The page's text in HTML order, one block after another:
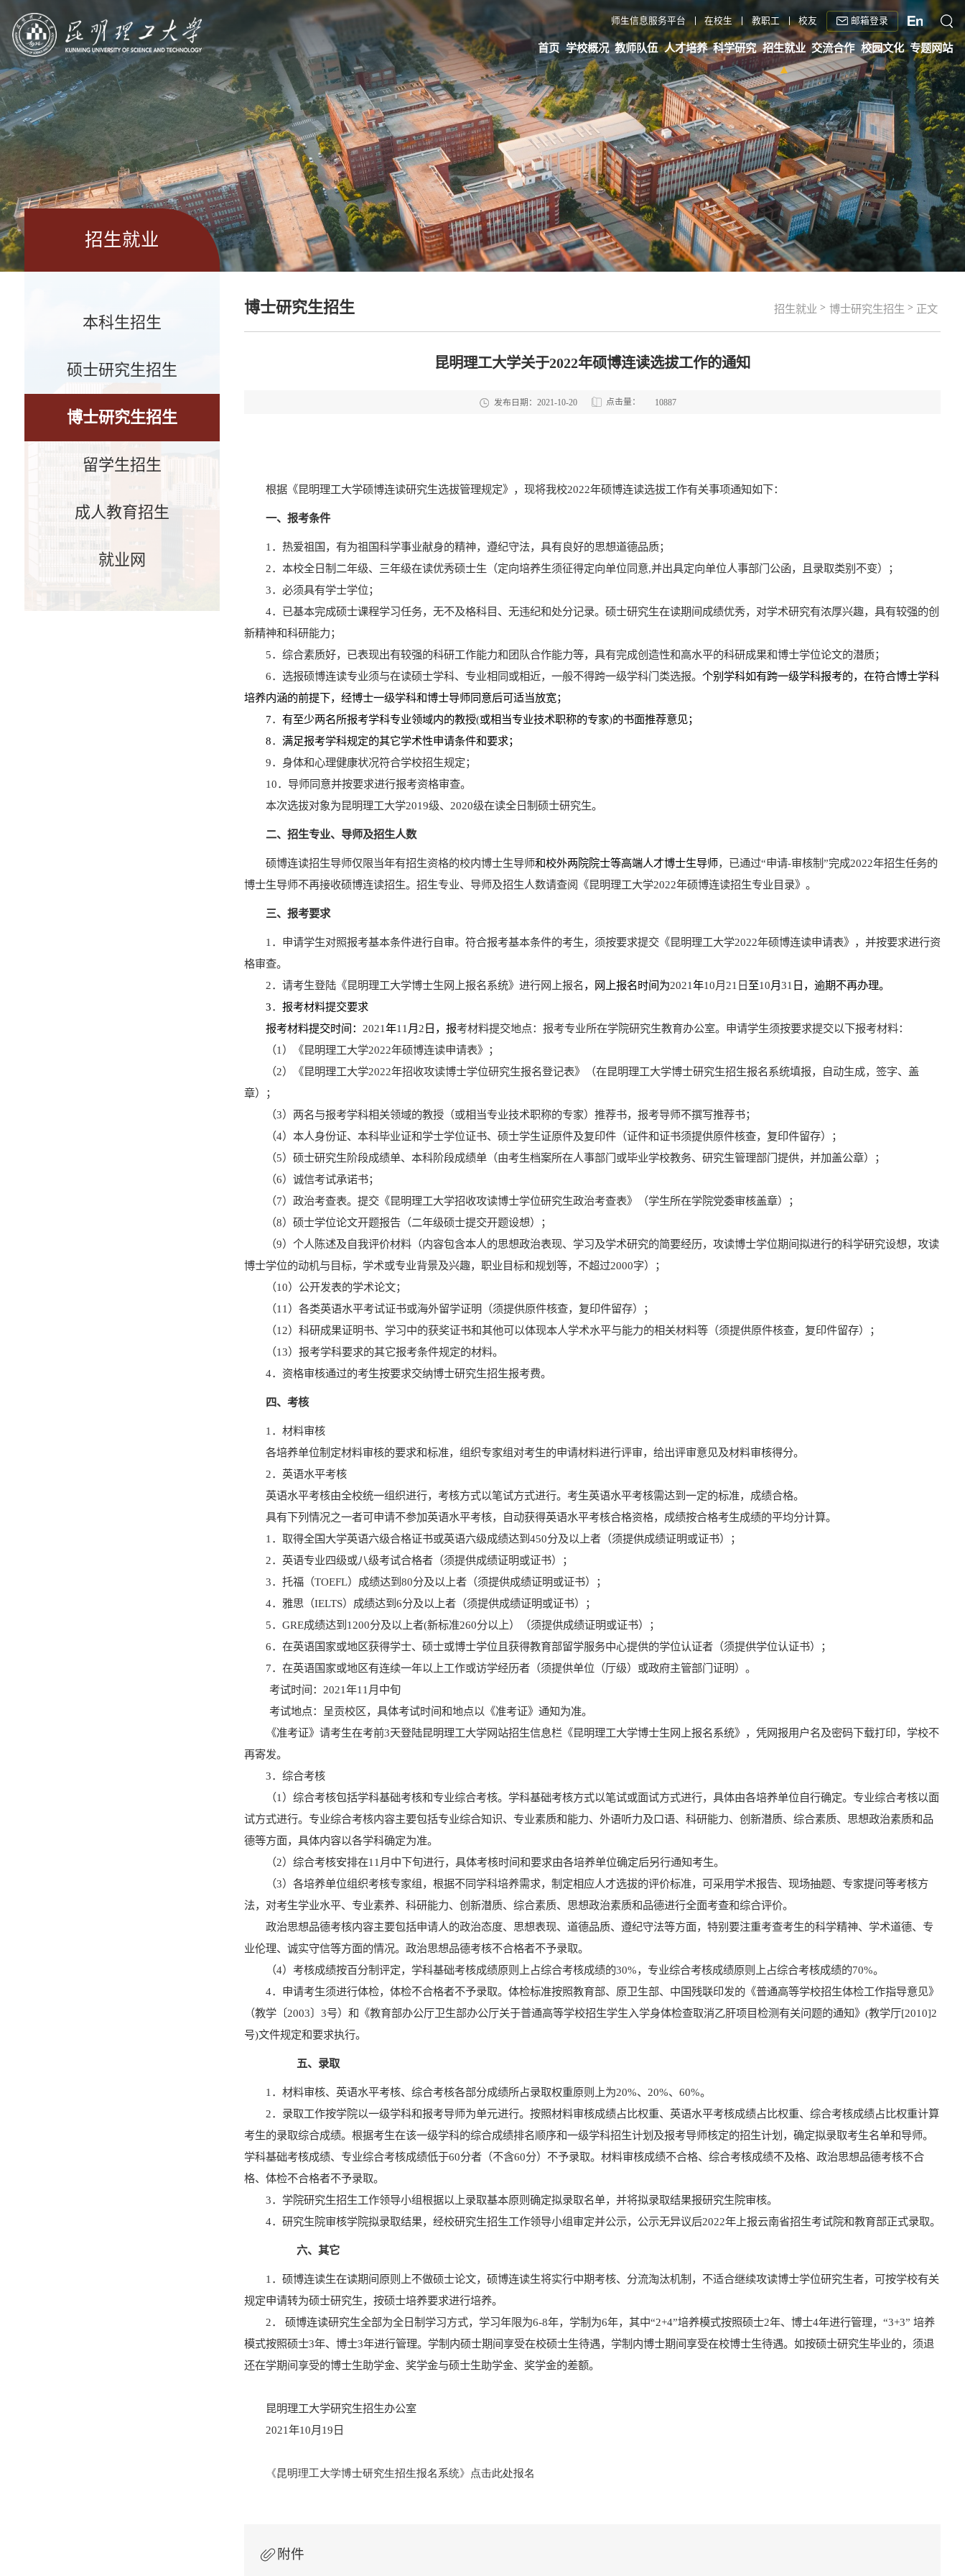
师生信息服务平台 在校生 教职工 校友 邮箱登录
首页 学校概况 教师队伍 人才培养 科学研究 招生就业 交流合作 校园文化 专题网站
招生就业
本科生招生
硕士研究生招生
博士研究生招生
留学生招生
成人教育招生
就业网
招生就业 > 博士研究生招生 > 正文
博士研究生招生
昆明理工大学关于2022年硕博连读选拔工作的通知
发布日期：2021-10-20 点击量： 10887
根据《昆明理工大学硕博连读研究生选拔管理规定》，现将我校2022年硕博连读选拔工作有关事项通知如下：
一、报考条件
1 ．热爱祖国，有为祖国科学事业献身的精神，遵纪守法，具有良好的思想道德品质；
2．本校全日制二年级、三年级在读优秀硕士生（定向培养生须征得定向单位同意,并出具定向单位人事部门公函，且录取类别不变）；
3．必须具有学士学位；
4． 已基本完成硕士课程学习任务，无不及格科目、无违纪和处分记录。硕士研究生在读期间成绩优秀，对学术研究有浓厚兴趣，具有较强的创
新精神和科研能力；
5．综合素质好，已表现出有较强的科研工作能力和团队合作能力等，具有完成创造性和高水平的科研成果和博士学位论文的潜质；
6．选报硕博连读专业须与在读硕士学科、专业相同或相近，一般不得跨一级学科门类选报。个别学科如有跨一级学科报考的，在符合博士学科
培养内涵的前提下，经博士一级学科和博士导师同意后可适当放宽；
7．有至少两名所报考学科专业领域内的教授(或相当专业技术职称的专家)的书面推荐意见；
8．满足报考学科规定的其它学术性申请条件和要求；
9． 身体和心理健康状况符合学校招生规定；
10． 导师同意并按要求进行报考资格审查。
本次选拔对象为昆明理工大学2019级、 2020级在读全日制硕士研究生。
二、招生专业、导师及招生人数
硕博连读招生导师仅限当年有招生资格的校内博士生导师和校外两院院士等高端人才博士生导师，已通过“申请-审核制”完成2022年招生任务的
博士生导师不再接收硕博连读招生。 招生专业、导师及招生人数请查阅《昆明理工大学2022年硕博连读招生专业目录》。
三、报考要求
1 ． 申请学生对照报考基本条件进行自审。符合报考基本条件的考生， 须按要求提交 《昆明理工大学2022年硕博连读申请表》，并按要求进行资
格审查。
2．请考生登陆《昆明理工大学博士生网上报名系统》进行网上报名 ，网上报名时间为2021年10月 21 日 至10月31 日，逾期不再办理。
3．报考材料提交要求
报考材料提交时间： 2021年11 月 2 日，报考材料提交地点：报考专业所在学院研究生教育办公室。 申请学生须按要求提交以下报考材料：
（1 ）《昆明理工大学2022年硕博连读申请表》；
（2）《昆明理工大学2022年招收攻读博士学位研究生报名登记表》（在昆明理工大学博士研究生招生报名系统填报，自动生成，签字、盖
章）；
（3）两名与报考学科相关领域的教授（或相当专业技术职称的专家）推荐书，报考导师不撰写推荐书；
（4）本人身份证、本科毕业证和学士学位证书、硕士学生证原件及复印件（证件和证书须提供原件核查，复印件留存）；
（5）硕士研究生阶段成绩单、本科阶段成绩单（由考生档案所在人事部门或毕业学校教务、研究生管理部门提供，并加盖公章）；
（6）诚信考试承诺书；
（7）政治考查表。提交《昆明理工大学招收攻读博士学位研究生政治考查表》（学生所在学院党委审核盖章）；
（8）硕士学位论文开题报告（二年级硕士提交开题设想）；
（9）个人陈述及自我评价材料 （内容包含本人的思想政治表现、学习及学术研究的简要经历，攻读博士学位期间拟进行的科学研究设想，攻读
博士学位的动机与目标，学术或专业背景及兴趣，职业目标和规划等， 不超过2000字）
；
（10）公开发表的学术论文；
（11 ）各类英语水平考试证书或海外留学证明
（须提供原件核查，复印件留存）；
（12）科研成果证明书、学习中的获奖证书和其他可以体现本人学术水平与能力的相关材料等 （须提供原件核查，复印件留存）
；
（13）报考学科要求的其它报考条件规定的材料。
4． 资格审核通过的考生按要求交纳博士研究生招生报考费。
四、考核
1 ．材料审核
各培养单位制定材料审核的要求和标准，组织专家组对考生的申请材料进行评审，给出评审意见及材料审核得分。
2．英语水平考核
英语水平考核由全校统一组织进行，考核方式以笔试方式进行。考生英语水平考核需达到一定的标准，成绩合格。
具有下列情况之一者可申请不参加英语水平考核，自动获得英语水平考核合格资格，成绩按合格考生成绩的平均分计算。
1 ．取得全国大学英语六级合格证书或英语六级成绩达到450分及以上者（须提供成绩证明或证书）；
2．英语专业四级或八级考试合格者（须提供成绩证明或证书）；
3．托福（TOEFL）成绩达到80分及以上者（须提供成绩证明或证书）；
4． 雅思（IELTS）成绩达到6分及以上者（须提供成绩证明或证书）；
5．GRE成绩达到 1200分及以上者(新标准260分以上）（须提供成绩证明或证书）；
6．在英语国家或地区获得学士、硕士或博士学位且获得教育部留学服务中心提供的学位认证者（须提供学位认证书）；
7．在英语国家或地区有连续一年以上工作或访学经历者（须提供单位（厅级）或政府主管部门证明）。
考试时间： 2021年11 月中旬
考试地点：呈贡校区，具体考试时间和地点以《准考证》通知为准。
《准考证》请考生在考前3天登陆昆明理工大学网站招生信息栏《昆明理工大学博士生网上报名系统》，凭网报用户名及密码下载打印，学校不
再寄发。
3．综合考核
（1 ）综合考核包括学科基础考核和专业综合考核。 学科基础考核方式以笔试或面试方式进行，具体由各培养单位自行确定。专业综合考核以面
试方式进行。 专业综合考核内容主要包括专业综合知识、专业素质和能力、外语听力及口语、科研能力、创新潜质、综合素质、思想政治素质和品
德等方面，具体内容以各学科确定为准。
（2）综合考核安排在11 月中下旬进行，具体考核时间和要求由各培养单位确定后另行通知考生。
（3）各培养单位组织考核专家组，根据不同学科培养需求，制定相应人才选拔的评价标准，可采用学术报告、现场抽题、专家提问等考核方
法，对考生学业水平、专业素养、科研能力、创新潜质、综合素质、思想政治素质和品德进行全面考查和综合评价。
政治思想品德考核内容主要包括申请人的政治态度、思想表现、道德品质、遵纪守法等方面，特别要注重考查考生的科学精神、学术道德、专
业伦理、诚实守信等方面的情况。政治思想品德考核不合格者不予录取。
（4）考核成绩按百分制评定， 学科基础考核成绩原则上占综合考核成绩的30%，专业综合考核成绩原则上占综合考核成绩的70%。
4． 申请考生须进行体检，体检不合格者不予录取。体检标准按照教育部、原卫生部、中国残联印发的《普通高等学校招生体检工作指导意见》
（教学〔2003〕 3号）和《教育部办公厅卫生部办公厅关于普通高等学校招生学生入学身体检查取消乙肝项目检测有关问题的通知》 (教学厅[2010]2
号)文件规定和要求执行。
五、录取
1 ．材料审核、英语水平考核、综合考核各部分成绩所占录取权重原则上为20%、 20%、60%。
2． 录取工作按学院以一级学科和报考导师为单元进行。按照材料审核成绩占比权重、英语水平考核成绩占比权重、综合考核成绩占比权重计算
考生的录取综合成绩。根据考生在该一级学科的综合成绩排名顺序和一级学科招生计划及报考导师核定的招生计划，确定拟录取考生名单和导师。
学科基础考核成绩、专业综合考核成绩低于60分者（不含60分） 不予录取。材料审核成绩不合格、综合考核成绩不及格、政治思想品德考核不合
格、体检不合格者不予录取。
3． 学院研究生招生工作领导小组根据以上录取基本原则确定拟录取名单，并将拟录取结果报研究生院审核。
4．研究生院审核学院拟录取结果，经校研究生招生工作领导小组审定并公示，公示无异议后2022年上报云南省招生考试院和教育部正式录取。
六、其它
1 ．硕博连读生在读期间原则上不做硕士论文，硕博连读生将实行中期考核、分流淘汰机制，不适合继续攻读博士学位研究生者，可按学校有关
规定申请转为硕士研究生，按硕士培养要求进行培养。
2． 硕博连读研究生全部为全日制学习方式，学习年限为6-8年，学制为6年，其中“2+4”培养模式按照硕士2年、博士4年进行管理，“3+3” 培养
模式按照硕士3年、博士3年进行管理。学制内硕士期间享受在校硕士生待遇，学制内博士期间享受在校博士生待遇。如按硕士研究生毕业的，须退
还在学期间享受的博士生助学金、奖学金与硕士生助学金、奖学金的差额。
昆明理工大学研究生招生办公室
2021年10月 19 日
《昆明理工大学博士研究生招生报名系统》点击此处报名
附件